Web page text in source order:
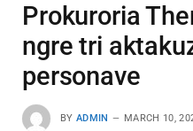
Prokuroria
ngre tri
personave
BY ADMIN MARCH 10,